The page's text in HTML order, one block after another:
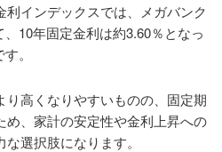
インデックスでは、メガバンク
10年固定金利は約3.60％となっ
。
り高くなりやすいものの、固定期
め、家計の安定性や金利上昇への
選択肢になります。